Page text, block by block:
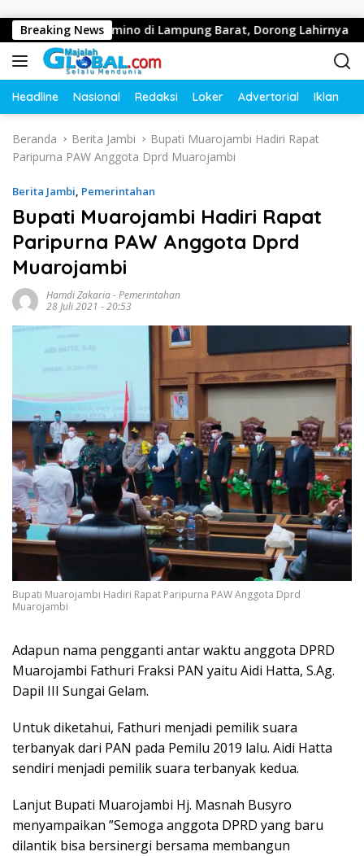
Breaking News
Olahraga Domino di Lampung Barat, Dorong Lahirnya Atlet
Headline Nasional Redaksi Loker Advertorial Iklan
Beranda Berita Jambi
Bupati Muarojambi Hadiri Rapat
Paripurna PAW Anggota Dprd Muarojambi
Berita Jambi, Pemerintahan
Bupati Muarojambi Hadiri Rapat
Paripurna PAW Anggota Dprd
Muarojambi
Hamdi Zakaria-Pemerintahan
28 Juli 2021 - 20:53
Bupati Muarojambi Hadiri Rapat Paripurna PAW Anggota Dprd
Muarojambi
Adapun nama pengganti antar waktu anggota DPRD
Muarojambi Fathuri Fraksi PAN yaitu Aidi Hatta, S.Ag.
Dapil III Sungai Gelam.
Untuk diketahui, Fathuri menjadi pemilik suara
terbanyak dari PAN pada Pemilu 2019 lalu. Aidi Hatta
sendiri menjadi pemilik suara terbanyak kedua.
Lanjut Bupati Muarojambi Hj. Masnah Busyro
menyampaikan ”Semoga anggota DPRD yang baru
dilantik bisa bersinergi bersama membangun